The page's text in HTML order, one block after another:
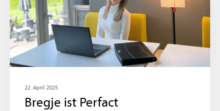
22. April 2025
Bregje ist Perfact